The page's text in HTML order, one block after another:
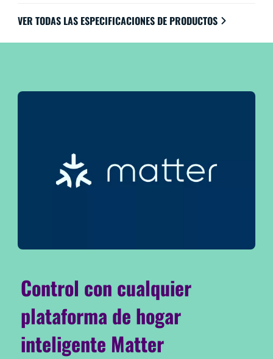
VER TODAS LAS ESPECIFICACIONES DE PRODUCTOS
Control con cualquier
plataforma de hogar
inteligente Matter